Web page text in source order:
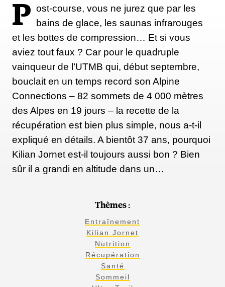
P ost-course, vous ne jurez que par les
bains de glace, les saunas infrarouges
et les bottes de compression… Et si vous
aviez tout faux ? Car pour le quadruple
vainqueur de l’UTMB qui, début septembre,
bouclait en un temps record son Alpine
Connections – 82 sommets de 4 000 mètres
des Alpes en 19 jours – la recette de la
récupération est bien plus simple, nous a-t-il
expliqué en détails. A bientôt 37 ans, pourquoi
Kilian Jornet est-il toujours aussi bon ? Bien
sûr il a grandi en altitude dans un…
Thèmes :
Entraînement
Kilian Jornet
Nutrition
Récupération
Santé
Sommeil